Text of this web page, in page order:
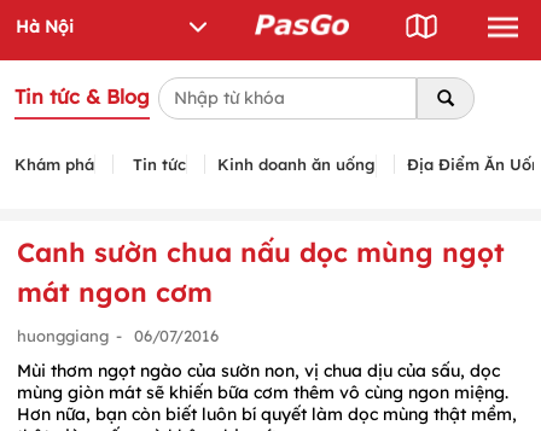
Tin tức & Blog
Khám phá Tin tức Kinh doanh ăn uống Địa Điểm Ăn
Canh sườn chua nấu dọc mùng ngọt
mát ngon cơm
huonggiang - 06/07/2016
Mùi thơm ngọt ngào của sườn non, vị chua dịu của sấu, dọc
mùng giòn mát sẽ khiến bữa cơm thêm vô cùng ngon miệng.
Hơn nữa, bạn còn biết luôn bí quyết làm dọc mùng thật mềm,